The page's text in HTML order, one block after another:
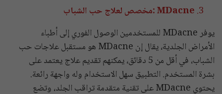
MDacne :مخصص لعلاج حب الشباب
يوفر MDacne للمستخدمين الوصول الفوري إلى أطباء
الأمراض الجلدية، يقال إن MDacne هو مستقبل علاجات حب
الشباب، في أقل من 5 دقائق، يمكنهم تقديم علاج يعتمد على
بشرة المستخدم. التطبيق سهل الاستخدام وله واجهة رائعة.
يحتوي MDacne على تقنية متقدمة تراقب الجلد، وتضع